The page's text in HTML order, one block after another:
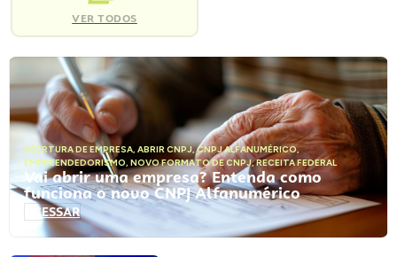
VER TODOS
ABERTURA DE EMPRESA, ABRIR CNPJ,CNPJ ALFANUMÉRICO,
EMPREENDEDORISMO, NOVO FORMATO DE CNPJ,RECEITA FEDERAL
Vai abrir uma empresa? Entenda como
funciona o novo CNPJ Alfanumérico
ACESSAR